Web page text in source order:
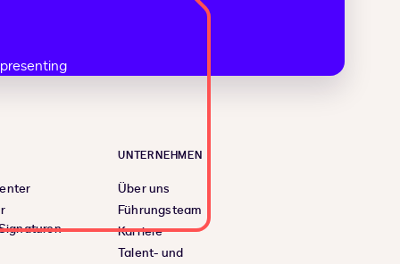
UNTERNEHMEN
Über uns
Führungsteam
Karriere
Talent- und